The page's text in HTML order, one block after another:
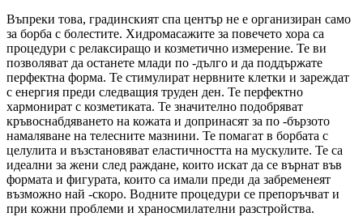
Въпреки това, градинският спа център не е организиран само
за борба с болестите. Хидромасажите за повечето хора са
процедури с релаксиращо и козметично измерение. Те ви
позволяват да останете млади по -дълго и да поддържате
перфектна форма. Те стимулират нервните клетки и зареждат
с енергия преди следващия труден ден. Те перфектно
хармонират с козметиката. Те значително подобряват
кръвоснабдяването на кожата и допринасят за по -бързото
намаляване на телесните мазнини. Те помагат в борбата с
целулита и възстановяват еластичността на мускулите. Те са
идеални за жени след раждане, които искат да се върнат във
формата и фигурата, които са имали преди да забременеят
възможно най -скоро. Водните процедури се препоръчват и
при кожни проблеми и храносмилателни разстройства.